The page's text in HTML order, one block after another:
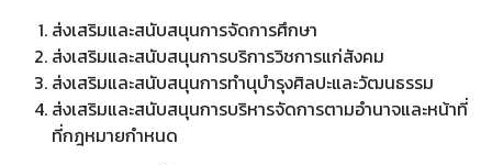
ส่งเสริมและสนับสนุนการจัดการศึกษา
ส่งเสริมและสนับสนุนการบริการวิชการแก่สังคม
ส่งเสริมและสนับสนุนการทำนุบำรุงศิลปะและวัฒนธรรม
ส่งเสริมและสนับสนุนการบริหารจัดการตามอำนาจและหน้าที่
ที่กฎหมายกำหนด